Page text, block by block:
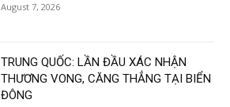
August 7, 2026
TRUNG QUỐC: LẦN ĐẦU XÁC NHẬN
THƯƠNG VONG, CĂNG THẲNG TẠI BIỂN
ĐÔNG